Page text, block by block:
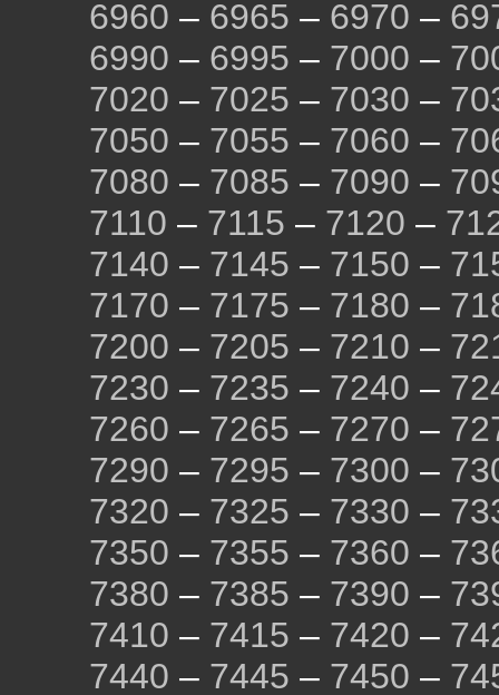
6960 – 6965 – 6970 –
6990 – 6995 – 7000 –
7020 – 7025 – 7030 –
7050 – 7055 – 7060 –
7080 – 7085 – 7090 –
7110 – 7115 – 7120 –
7140 – 7145 – 7150 –
7170 – 7175 – 7180 –
7200 – 7205 – 7210 –
7230 – 7235 – 7240 –
7260 – 7265 – 7270 –
7290 – 7295 – 7300 –
7320 – 7325 – 7330 –
7350 – 7355 – 7360 –
7380 – 7385 – 7390 –
7410 – 7415 – 7420 –
7440 – 7445 – 7450 –